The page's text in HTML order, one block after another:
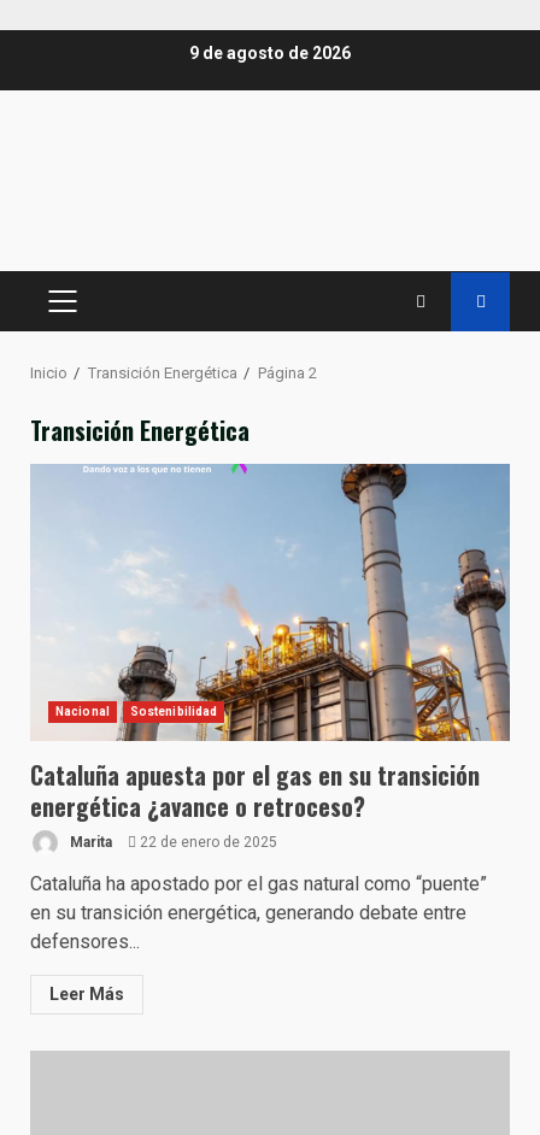
9 de agosto de 2026
MENÚ
Inicio Transición Energética Página 2
Transición Energética
Nacional Sostenibilidad
Cataluña apuesta por el gas en su transición
energética ¿avance o retroceso?
Marita 22 de enero de 2025
Cataluña ha apostado por el gas natural como “puente”
en su transición energética, generando debate entre
defensores...
Leer Más